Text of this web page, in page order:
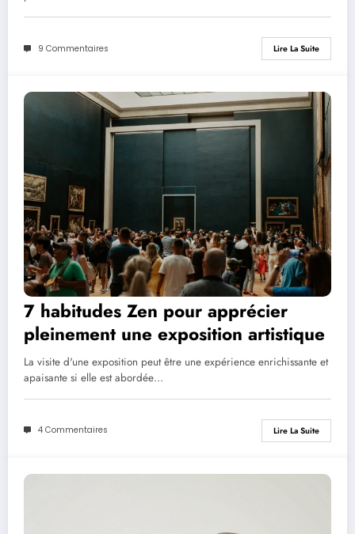
9 Commentaires Lire La Suite
7 habitudes Zen pour apprécier
pleinement une exposition artistique
La visite d'une exposition peut être une expérience enrichissante et
apaisante si elle est abordée…
4 Commentaires Lire La Suite